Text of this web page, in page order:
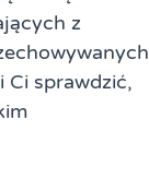
z
Ci sprawdzić,